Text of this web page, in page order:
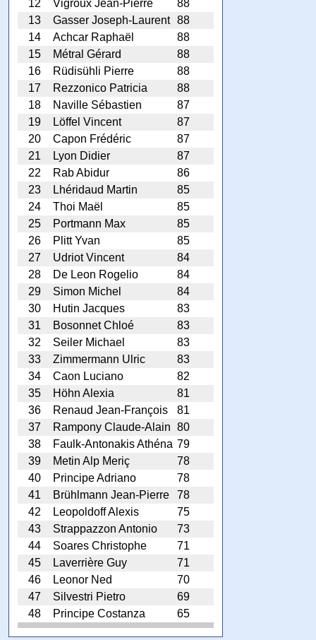
12 Vigroux Jean-Pierre
88
13
Gasser Joseph-Laurent 88
14
Achcar Raphaël
88
15
Métral Gérard
88
16
Rüdisühli Pierre
88
17
Rezzonico Patricia
88
18
Naville Sébastien
87
19
Löffel Vincent
87
20
Capon Frédéric
87
21
Lyon Didier
87
22
Rab Abidur
86
23
Lhéridaud Martin
85
24
Thoi Maël
85
25
Portmann Max
85
26
Plitt Yvan
85
27
Udriot Vincent
84
28
De Leon Rogelio
84
29
Simon Michel
84
30
Hutin Jacques
83
31
Bosonnet Chloé
83
32
Seiler Michael
83
33
Zimmermann Ulric
83
34
Caon Luciano
82
35
Höhn Alexia
81
36
Renaud Jean-François
81
37
Rampony Claude-Alain 80
38
Faulk-Antonakis Athéna 79
39
Metin Alp Meriç
78
40
Principe Adriano
78
41
Brühlmann Jean-Pierre
78
42
Leopoldoff Alexis
75
43
Strappazzon Antonio
73
44
Soares Christophe
71
45
Laverrière Guy
71
46
Leonor Ned
70
47
Silvestri Pietro
69
48
Principe Costanza 65